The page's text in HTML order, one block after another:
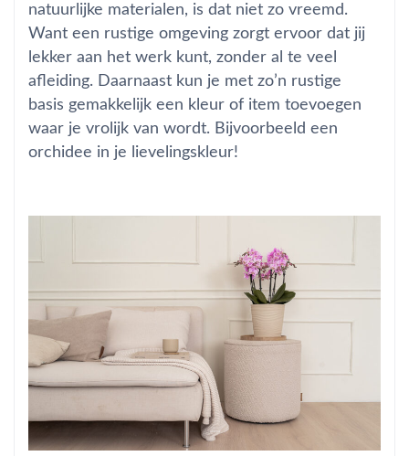
natuurlijke materialen, is dat niet zo vreemd.
Want een rustige omgeving zorgt ervoor dat jij
lekker aan het werk kunt, zonder al te veel
afleiding. Daarnaast kun je met zo’n rustige
basis gemakkelijk een kleur of item toevoegen
waar je vrolijk van wordt. Bijvoorbeeld een
orchidee in je lievelingskleur!